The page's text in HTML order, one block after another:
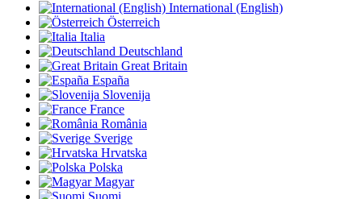
International (English)
Österreich
Italia
Deutschland
Great Britain
España
Slovenija
France
România
Sverige
Hrvatska
Polska
Magyar
Suomi